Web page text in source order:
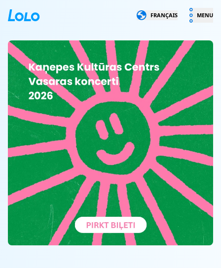
LOLO FRANÇAIS MENU